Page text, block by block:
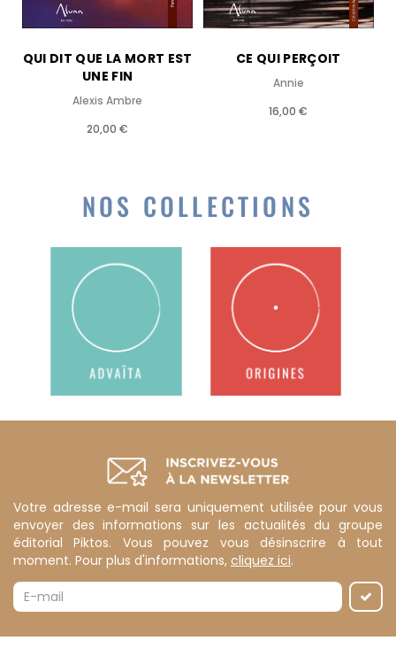
QUI DIT QUE LA MORT EST
UNE FIN
Alexis Ambre
20,00 €
CE QUI PERÇOIT
Annie
16,00 €
NOS COLLECTIONS
Votre adresse e-mail sera uniquement utilisée pour vous
envoyer des informations sur les actualités du groupe
éditorial Piktos. Vous pouvez vous désinscrire à tout
moment. Pour plus d'informations, cliquez ici.